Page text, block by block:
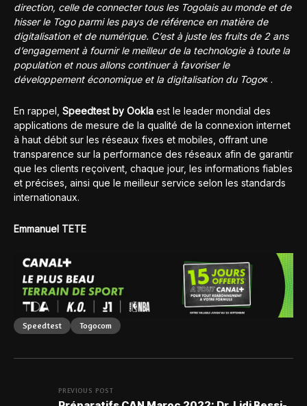
direction, celle de connecter tous les Togolais au monde et de
hisser le Togo parmi les pays de référence en matière de
digitalisation et de numérique. C’est à juste les fruits de 2 ans
d’engagement à fournir le meilleur de la technologie à toute la
population et nous allons continuer à favoriser le
développement économique et la digitalisation du Togo« .
En rappel, Speedtest by Ookla est le leader mondial des
applications de mesure de la qualité de la connexion internet
à haut débit sur les réseaux fixes et mobiles, offrant une
transparence sur la performance des réseaux afin de garantir
que les clients reçoivent, chaque jour, les informations fiables
et précises, ainsi que le meilleur service selon les standards
internationaux.
Emmanuel TETE
Speedtest Togocom
PREVIOUS POST